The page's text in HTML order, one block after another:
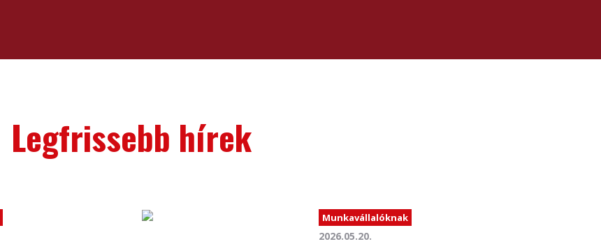
Legfrissebb hírek
Munkavállalóknak
2026.05.20.